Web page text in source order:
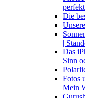
Die
|
Das
Sinn
Fotos
Mein